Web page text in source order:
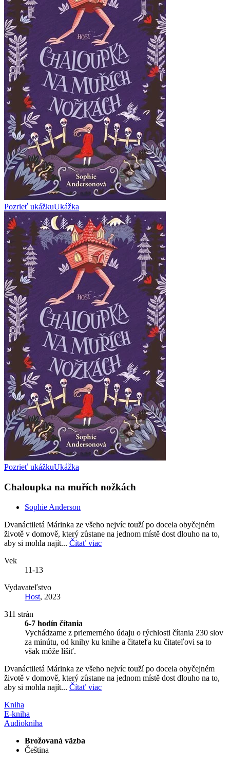
Pozrieť ukážkuUkážka
Pozrieť ukážkuUkážka
Chaloupka na muřích nožkách
Sophie Anderson
Dvanáctiletá Márinka ze všeho nejvíc touží po docela obyčejném
životě v domově, který zůstane na jednom místě dost dlouho na to,
aby si mohla najít... Čítať viac
Vek
11-13
Vydavateľstvo
Host, 2023
311 strán
6-7 hodín čítania
Vychádzame z priemerného údaju o rýchlosti čítania 230 slov
za minútu, od knihy ku knihe a čitateľa ku čitateľovi sa to
však môže líšiť.
Dvanáctiletá Márinka ze všeho nejvíc touží po docela obyčejném
životě v domově, který zůstane na jednom místě dost dlouho na to,
aby si mohla najít... Čítať viac
Kniha
E-kniha
Audiokniha
Brožovaná väzba
Čeština